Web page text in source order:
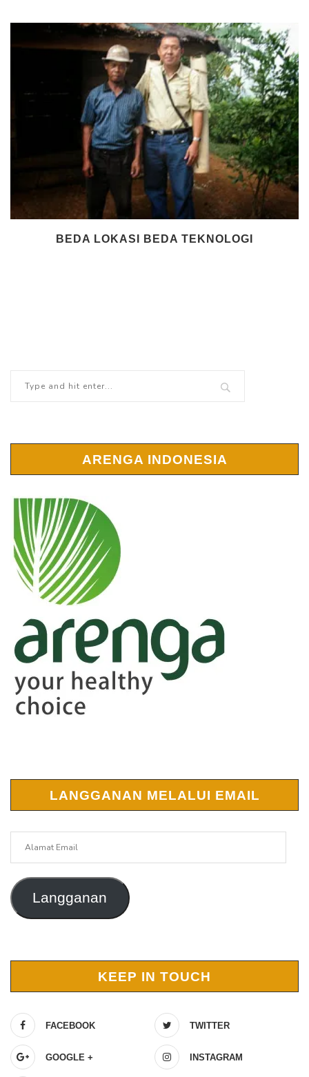
BEDA LOKASI BEDA TEKNOLOGI
ARENGA INDONESIA
LANGGANAN MELALUI EMAIL
Langganan
KEEP IN TOUCH
FACEBOOK TWITTER
GOOGLE + INSTAGRAM